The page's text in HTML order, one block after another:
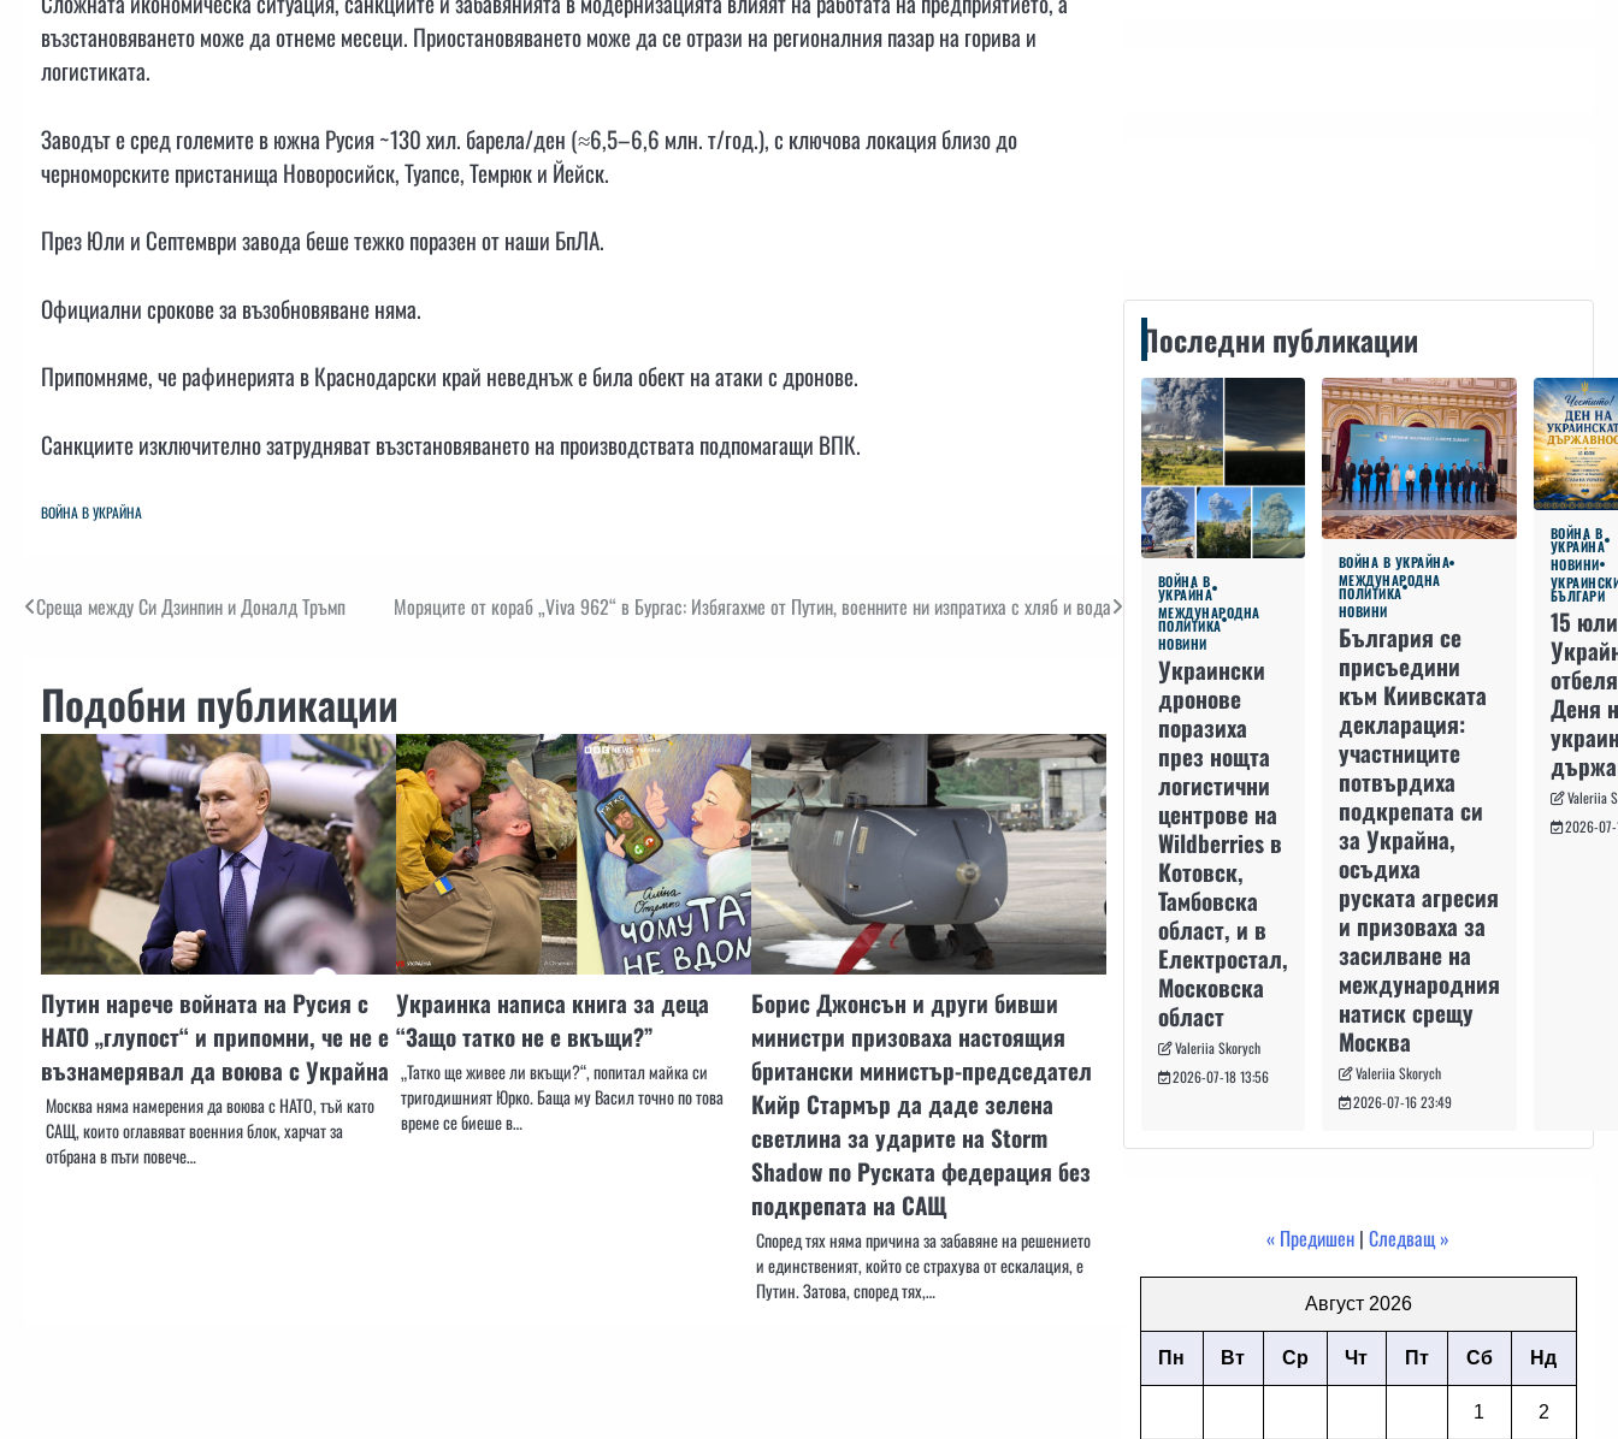
възстановяването може да отнеме месеци. Приостановяването може да се отрази на регионалния пазар на горива и
логистиката.
Заводът е сред големите в южна Русия ~130 хил. барела/ден (≈6,5–6,6 млн. т/год.), с ключова локация близо до
черноморските пристанища Новоросийск, Туапсе, Темрюк и Йейск.
През Юли и Септември завода беше тежко поразен от наши БпЛА.
Официални срокове за възобновяване няма.
Припомняме, че рафинерията в Краснодарски край неведнъж е била обект на атаки с дронове.
Санкциите изключително затрудняват възстановяването на производствата подпомагащи ВПК.
ВОЙНА В УКРАЙНА
Навигация
Среща между Си Дзинпин и Доналд Тръмп Моряците от кораб „Viva 962“ в Бургас: Избягахме от Путин, военните ни изпратиха с хляб и вода
Подобни публикации
Путин нарече войната на Русия с
НАТО „глупост“ и припомни, че не е
възнамерявал да воюва с Украйна
Москва няма намерения да воюва с НАТО, тъй като
САЩ, които оглавяват военния блок, харчат за
отбрана в пъти повече…
Украинка написа книга за деца
“Защо татко не е вкъщи?”
„Татко ще живее ли вкъщи?“, попитал майка си
тригодишният Юрко. Баща му Васил точно по това
време се биеше в…
Борис Джонсън и други бивши
министри призоваха настоящия
британски министър-председател
Кийр Стармър да даде зелена
светлина за ударите на Storm
Shadow по Руската федерация без
подкрепата на САЩ
Според тях няма причина за забавяне на решението
и единственият, който се страхува от ескалация, е
Путин. Затова, според тях,…
Последни публикации
ВОЙНА В
УКРАЙНА
МЕЖДУНАРОДНА
ПОЛИТИКА
НОВИНИ
Украински
дронове
поразиха
през нощта
логистични
центрове на
Wildberries в
Котовск,
Тамбовска
област, и в
Електростал,
Московска
област
Valeriia Skorych
2026-07-18 13:56
ВОЙНА В УКРАЙНА
МЕЖДУНАРОДНА
ПОЛИТИКА
НОВИНИ
България се
присъедини
към Киивската
декларация:
участниците
потвърдиха
подкрепата си
за Украйна,
осъдиха
руската агресия
и призоваха за
засилване на
международния
натиск срещу
Москва
Valeriia Skorych
2026-07-16 23:49
ВОЙНА В
УКРАЙНА
НОВИНИ
БЪЛГАРИ
15
Деня
Valeriia
2026-07-
« Предишен |Следващ »
Август 2026
Пн Вт Ср Чт Пт Сб Нд
1 2